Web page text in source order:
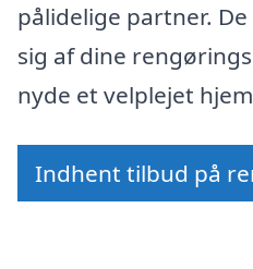
pålidelige partner.
sig af dine
nyde et velplejet
Indhent tilbud på